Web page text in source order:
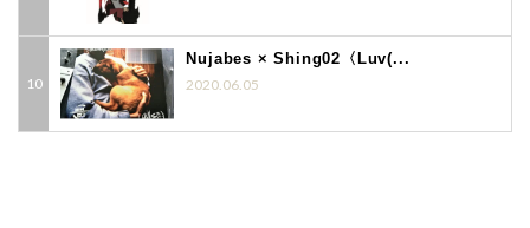
Nujabes × Shing02〈Luv(...
2020.06.05